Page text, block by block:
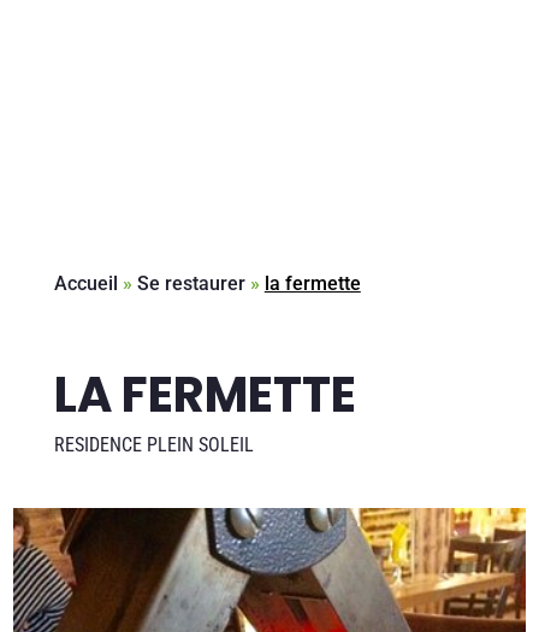
Accueil » Se restaurer» la fermette
LA FERMETTE
RESIDENCE PLEIN SOLEIL